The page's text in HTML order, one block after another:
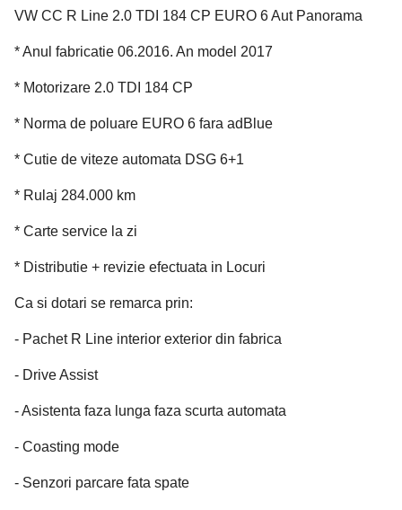
VW CC R Line 2.0 TDI 184 CP EURO 6 Aut Panorama
* Anul fabricatie 06.2016. An model 2017
* Motorizare 2.0 TDI 184 CP
* Norma de poluare EURO 6 fara adBlue
* Cutie de viteze automata DSG 6+1
* Rulaj 284.000 km
* Carte service la zi
* Distributie + revizie efectuata in Locuri
Ca si dotari se remarca prin:
- Pachet R Line interior exterior din fabrica
- Drive Assist
- Asistenta faza lunga faza scurta automata
- Coasting mode
- Senzori parcare fata spate